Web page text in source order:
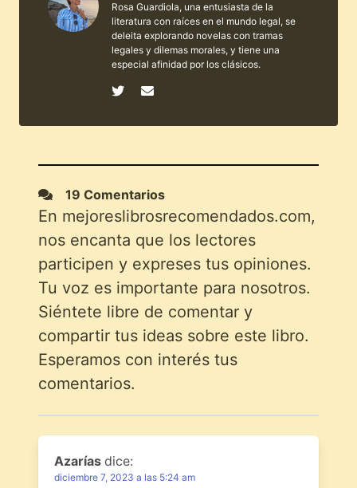
Rosa Guardiola, una entusiasta de la
literatura con raíces en el mundo legal, se
deleita explorando novelas con tramas
legales y dilemas morales, y tiene una
especial afinidad por los clásicos.
19 Comentarios
En mejoreslibrosrecomendados.com,
nos encanta que los lectores
participen y expreses tus opiniones.
Tu voz es importante para nosotros.
Siéntete libre de comentar y
compartir tus ideas sobre este libro.
Esperamos con interés tus
comentarios.
Azarías dice:
diciembre 7, 2023 a las 5:24 am